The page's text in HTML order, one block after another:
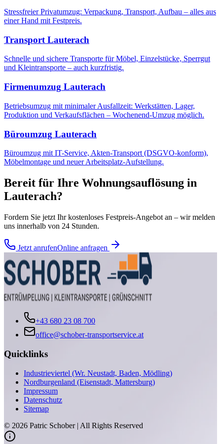
Stressfreier Privatumzug: Verpackung, Transport, Aufbau – alles aus
einer Hand mit Festpreis.
Transport Lauterach
Schnelle und sichere Transporte für Möbel, Einzelstücke, Sperrgut
und Kleintransporte – auch kurzfristig.
Firmenumzug Lauterach
Betriebsumzug mit minimaler Ausfallzeit: Werkstätten, Lager,
Produktion und Verkaufsflächen – Wochenend-Umzug möglich.
Büroumzug Lauterach
Büroumzug mit IT-Service, Akten-Transport (DSGVO-konform),
Möbelmontage und neuer Arbeitsplatz-Aufstellung.
Bereit für Ihre Wohnungsauflösung in
Lauterach?
Fordern Sie jetzt Ihr kostenloses Festpreis-Angebot an – wir melden
uns innerhalb von 24 Stunden.
Jetzt anrufenOnline anfragen
+43 680 23 08 700
office@schober-transportservice.at
Quicklinks
Industrieviertel (Wr. Neustadt, Baden, Mödling)
Nordburgenland (Eisenstadt, Mattersburg)
Impressum
Datenschutz
Sitemap
© 2026 Patric Schober | All Rights Reserved